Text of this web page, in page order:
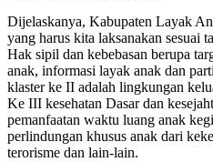
Dijelaskanya, Kabupaten Layak
yang harus kita laksanakan sesuai
Hak sipil dan kebebasan berupa
anak, informasi layak anak dan
klaster ke II adalah lingkungan
Ke III kesehatan Dasar dan
pemanfaatan waktu luang anak
perlindungan khusus anak dari
terorisme dan lain-lain.